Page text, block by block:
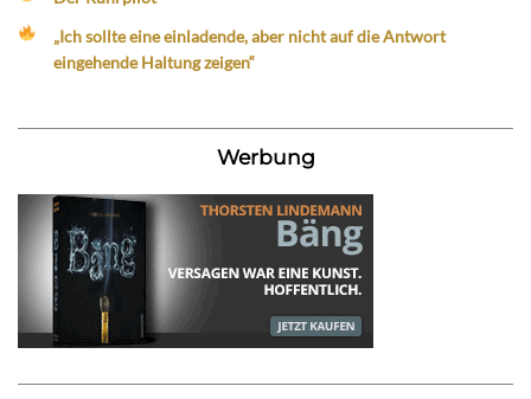
„Ich sollte eine einladende, aber nicht auf die Antwort
eingehende Haltung zeigen“
Werbung